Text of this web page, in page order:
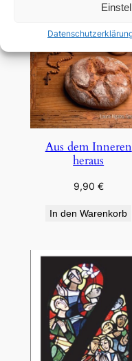
Aus dem Inneren
heraus
9,90 €
In den Warenkorb